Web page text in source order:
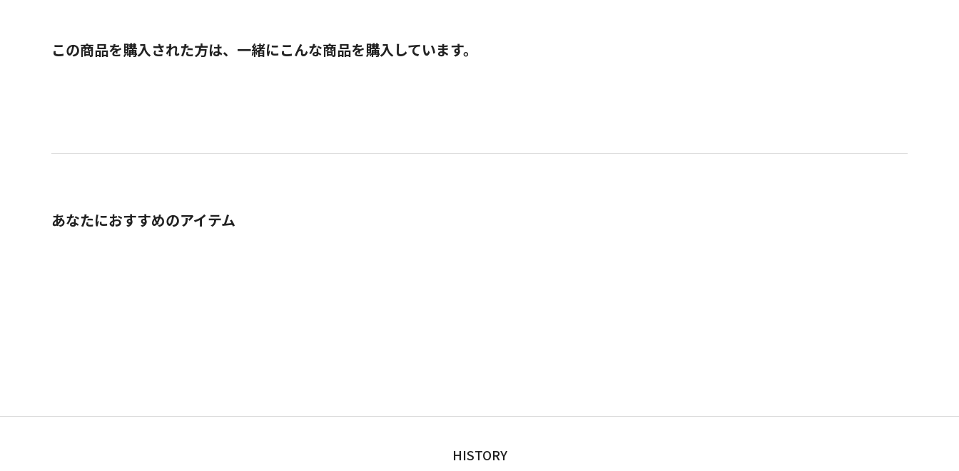
この商品を購入された方は、一緒にこんな商品を購入しています。
あなたにおすすめのアイテム
HISTORY